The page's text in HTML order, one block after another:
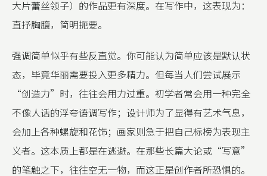
大片蕾丝领子）的作品更有深度。在写作中，这表现为：
直抒胸臆，简明扼要。
强调简单似乎有些反直觉。你可能认为简单应该是默认状
态，毕竟华丽需要投入更多精力。但每当人们尝试展示
“创造力”时，往往会用力过重。初学者常会用一种完全
不像人话的浮夸语调写作；设计师为了显得有艺术气息，
会加上各种螺旋和花饰；画家则急于把自己标榜为表现主
义者。这本质上都是在逃避。在那些长篇大论或“写意”
的笔触之下，往往空无一物，而这正是创作者所恐惧的。